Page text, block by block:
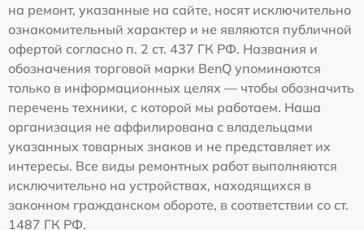
на ремонт, указанные на сайте, носят исключительно
ознакомительный характер и не являются публичной
офертой согласно п. 2 ст. 437 ГК РФ. Названия и
обозначения торговой марки BenQ упоминаются
только в информационных целях — чтобы обозначить
перечень техники, с которой мы работаем. Наша
организация не аффилирована с владельцами
указанных товарных знаков и не представляет их
интересы. Все виды ремонтных работ выполняются
исключительно на устройствах, находящихся в
законном гражданском обороте, в соответствии со ст.
1487 ГК РФ.